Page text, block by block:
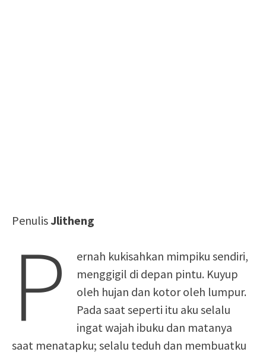
PenulisJlitheng
P
ernah kukisahkan mimpiku sendiri,
menggigil di depan pintu. Kuyup
oleh hujan dan kotor oleh lumpur.
Pada saat seperti itu aku selalu
ingat wajah ibuku dan matanya
saat menatapku; selalu teduh dan membuatku